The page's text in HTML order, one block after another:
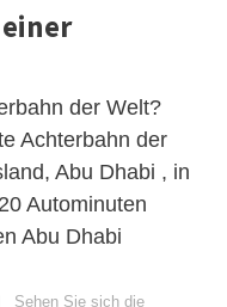
der Welt?
Achterbahn der
Abu Dhabi , in
Autominuten
Abu Dhabi
Sehen Sie sich die